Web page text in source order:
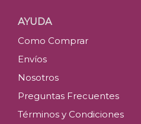
AYUDA
Como Comprar
Envíos
Nosotros
Preguntas Frecuentes
Términos y Condiciones